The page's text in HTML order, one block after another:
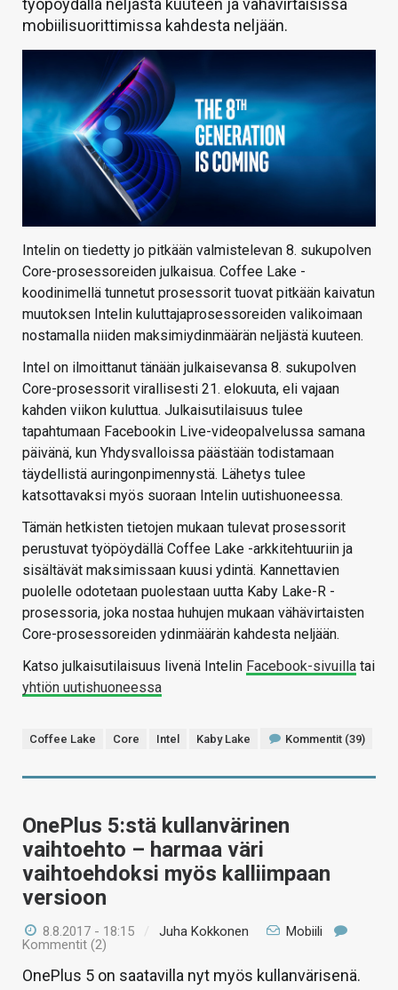
työpöydällä neljästä kuuteen ja vähävirtaisissa
mobiilisuorittimissa kahdesta neljään.
Intelin on tiedetty jo pitkään valmistelevan 8. sukupolven
Core-prosessoreiden julkaisua. Coffee Lake -
koodinimellä tunnetut prosessorit tuovat pitkään kaivatun
muutoksen Intelin kuluttajaprosessoreiden valikoimaan
nostamalla niiden maksimiydinmäärän neljästä kuuteen.
Intel on ilmoittanut tänään julkaisevansa 8. sukupolven
Core-prosessorit virallisesti 21. elokuuta, eli vajaan
kahden viikon kuluttua. Julkaisutilaisuus tulee
tapahtumaan Facebookin Live-videopalvelussa samana
päivänä, kun Yhdysvalloissa päästään todistamaan
täydellistä auringonpimennystä. Lähetys tulee
katsottavaksi myös suoraan Intelin uutishuoneessa.
Tämän hetkisten tietojen mukaan tulevat prosessorit
perustuvat työpöydällä Coffee Lake -arkkitehtuuriin ja
sisältävät maksimissaan kuusi ydintä. Kannettavien
puolelle odotetaan puolestaan uutta Kaby Lake-R -
prosessoria, joka nostaa huhujen mukaan vähävirtaisten
Core-prosessoreiden ydinmäärän kahdesta neljään.
Katso julkaisutilaisuus livenä Intelin Facebook-sivuilla tai
yhtiön uutishuoneessa
Coffee Lake Core Intel Kaby Lake Kommentit (39)
OnePlus 5:stä kullanvärinen
vaihtoehto – harmaa väri
vaihtoehdoksi myös kalliimpaan
versioon
8.8.2017 - 18:15 / Juha Kokkonen
Mobiili
Kommentit (2)
OnePlus 5 on saatavilla nyt myös kullanvärisenä.